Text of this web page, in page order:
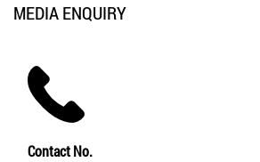
MEDIA ENQUIRY
Contact No.